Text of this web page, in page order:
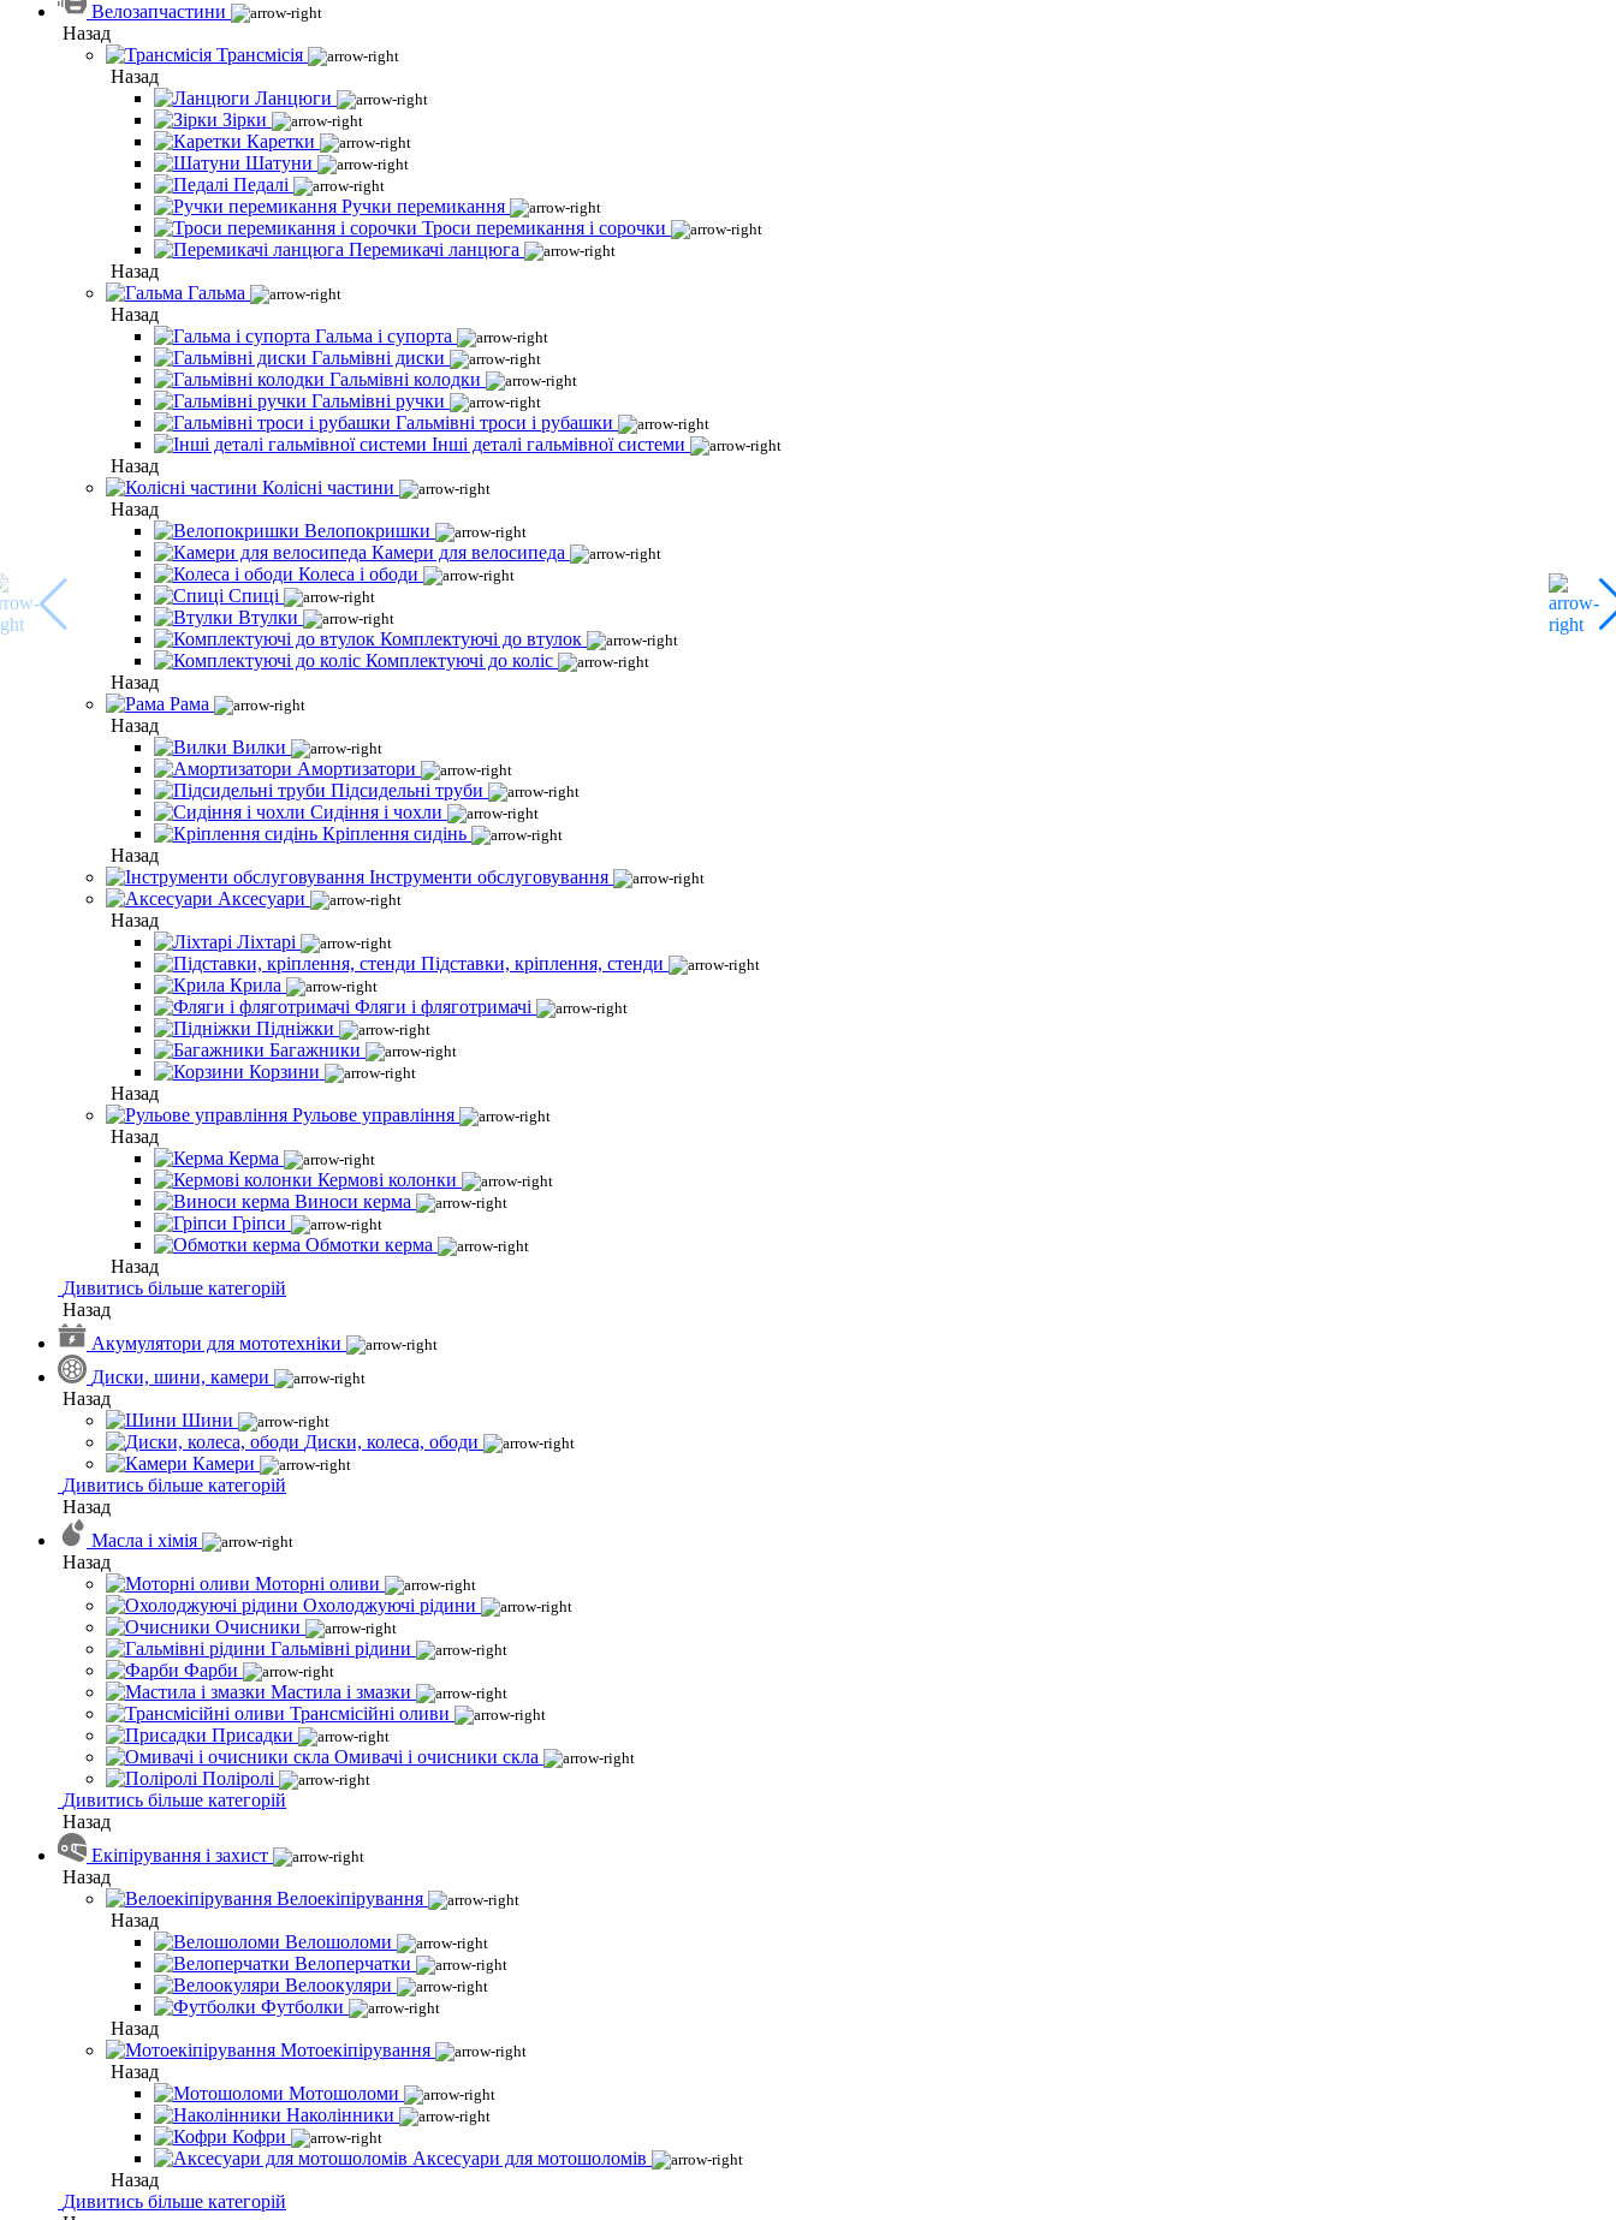
Велозапчастини
Назад
Трансмісія
Назад
Ланцюги
Зірки
Каретки
Шатуни
Педалі
Ручки перемикання
Троси перемикання і сорочки
Перемикачі ланцюга
Назад
Гальма
Назад
Гальма і супорта
Гальмівні диски
Гальмівні колодки
Гальмівні ручки
Гальмівні троси і рубашки
Інші деталі гальмівної системи
Назад
Колісні частини
Назад
Велопокришки
Камери для велосипеда
Колеса і ободи
Спиці
Втулки
Комплектуючі до втулок
Комплектуючі до коліс
Назад
Рама
Назад
Вилки
Амортизатори
Підсидельні труби
Сидіння і чохли
Кріплення сидінь
Назад
Інструменти обслуговування
Аксесуари
Назад
Ліхтарі
Підставки, кріплення, стенди
Крила
Фляги і фляготримачі
Підніжки
Багажники
Корзини
Назад
Рульове управління
Назад
Керма
Кермові колонки
Виноси керма
Гріпси
Обмотки керма
Назад
Дивитись більше категорій
Назад
Акумулятори для мототехніки
Диски, шини, камери
Назад
Шини
Диски, колеса, ободи
Камери
Дивитись більше категорій
Назад
Масла і хімія
Назад
Моторні оливи
Охолоджуючі рідини
Очисники
Гальмівні рідини
Фарби
Мастила і змазки
Трансмісійні оливи
Присадки
Омивачі і очисники скла
Поліролі
Дивитись більше категорій
Назад
Екіпірування і захист
Назад
Велоекіпірування
Назад
Велошоломи
Велоперчатки
Велоокуляри
Футболки
Назад
Мотоекіпірування
Назад
Мотошоломи
Наколінники
Кофри
Аксесуари для мотошоломів
Назад
Дивитись більше категорій